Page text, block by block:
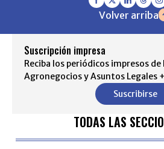
Volver arriba
Suscripción impresa
Reciba los periódicos impresos de
Agronegocios y Asuntos Legales
Suscribirse
TODAS LAS